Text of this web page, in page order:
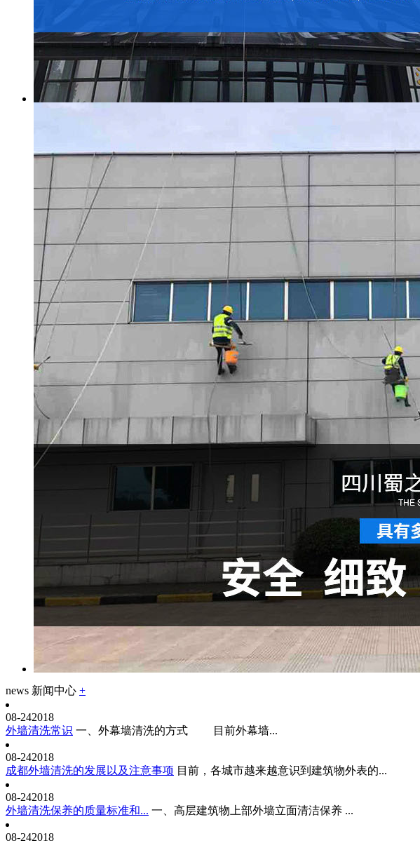
news 新闻中心 +
08-242018
外墙清洗常识 一、外幕墙清洗的方式 目前外幕墙...
08-242018
成都外墙清洗的发展以及注意事项 目前，各城市越来越意识到建筑物外表的...
08-242018
外墙清洗保养的质量标准和... 一、高层建筑物上部外墙立面清洁保养 ...
08-242018